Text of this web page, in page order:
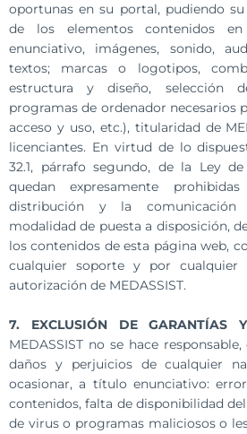
oportunas en su portal, pudiendo
de los elementos contenidos
enunciativo, imágenes, sonido,
textos; marcas o logotipos,
estructura y diseño, selección
programas de ordenador necesarios
acceso y uso, etc.), titularidad de
licenciantes. En virtud de lo
32.1, párrafo segundo, de la Ley
quedan expresamente
distribución y la comunicación
modalidad de puesta a disposición,
los contenidos de esta página web,
cualquier soporte y por
autorización de MEDASSIST.
7. EXCLUSIÓN DE GARANTÍAS
MEDASSIST no se hace
daños y perjuicios de cualquier
ocasionar, a título enunciativo:
contenidos, falta de disponibilidad
de virus o programas maliciosos o